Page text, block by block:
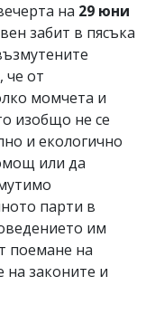
на 29 юни
забит в пясъка
че от
момчета и
изобщо не се
и екологично
или да
парти в
им
поемане на
на законите и